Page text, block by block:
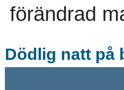
förändrad
Dödlig natt på